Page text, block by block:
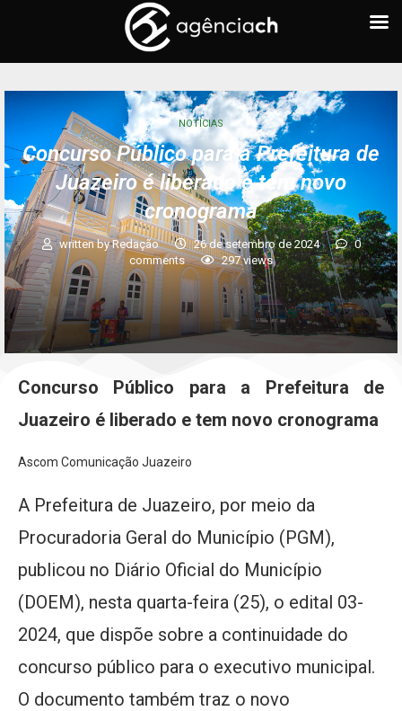
NOTÍCIAS
Concurso Público para a Prefeitura de
Juazeiro é liberado e tem novo
cronograma
written byRedação 26 de setembro de 2024
0
comments
297views
Concurso Público para a Prefeitura de
Juazeiro é liberado e tem novo cronograma
Ascom Comunicação Juazeiro
A Prefeitura de Juazeiro, por meio da
Procuradoria Geral do Município (PGM),
publicou no Diário Oficial do Município
(DOEM), nesta quarta-feira (25), o edital 03-
2024, que dispõe sobre a continuidade do
concurso público para o executivo municipal.
O documento também traz o novo